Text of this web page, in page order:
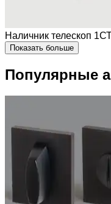
Наличник телескоп
Показать больше
Популярные